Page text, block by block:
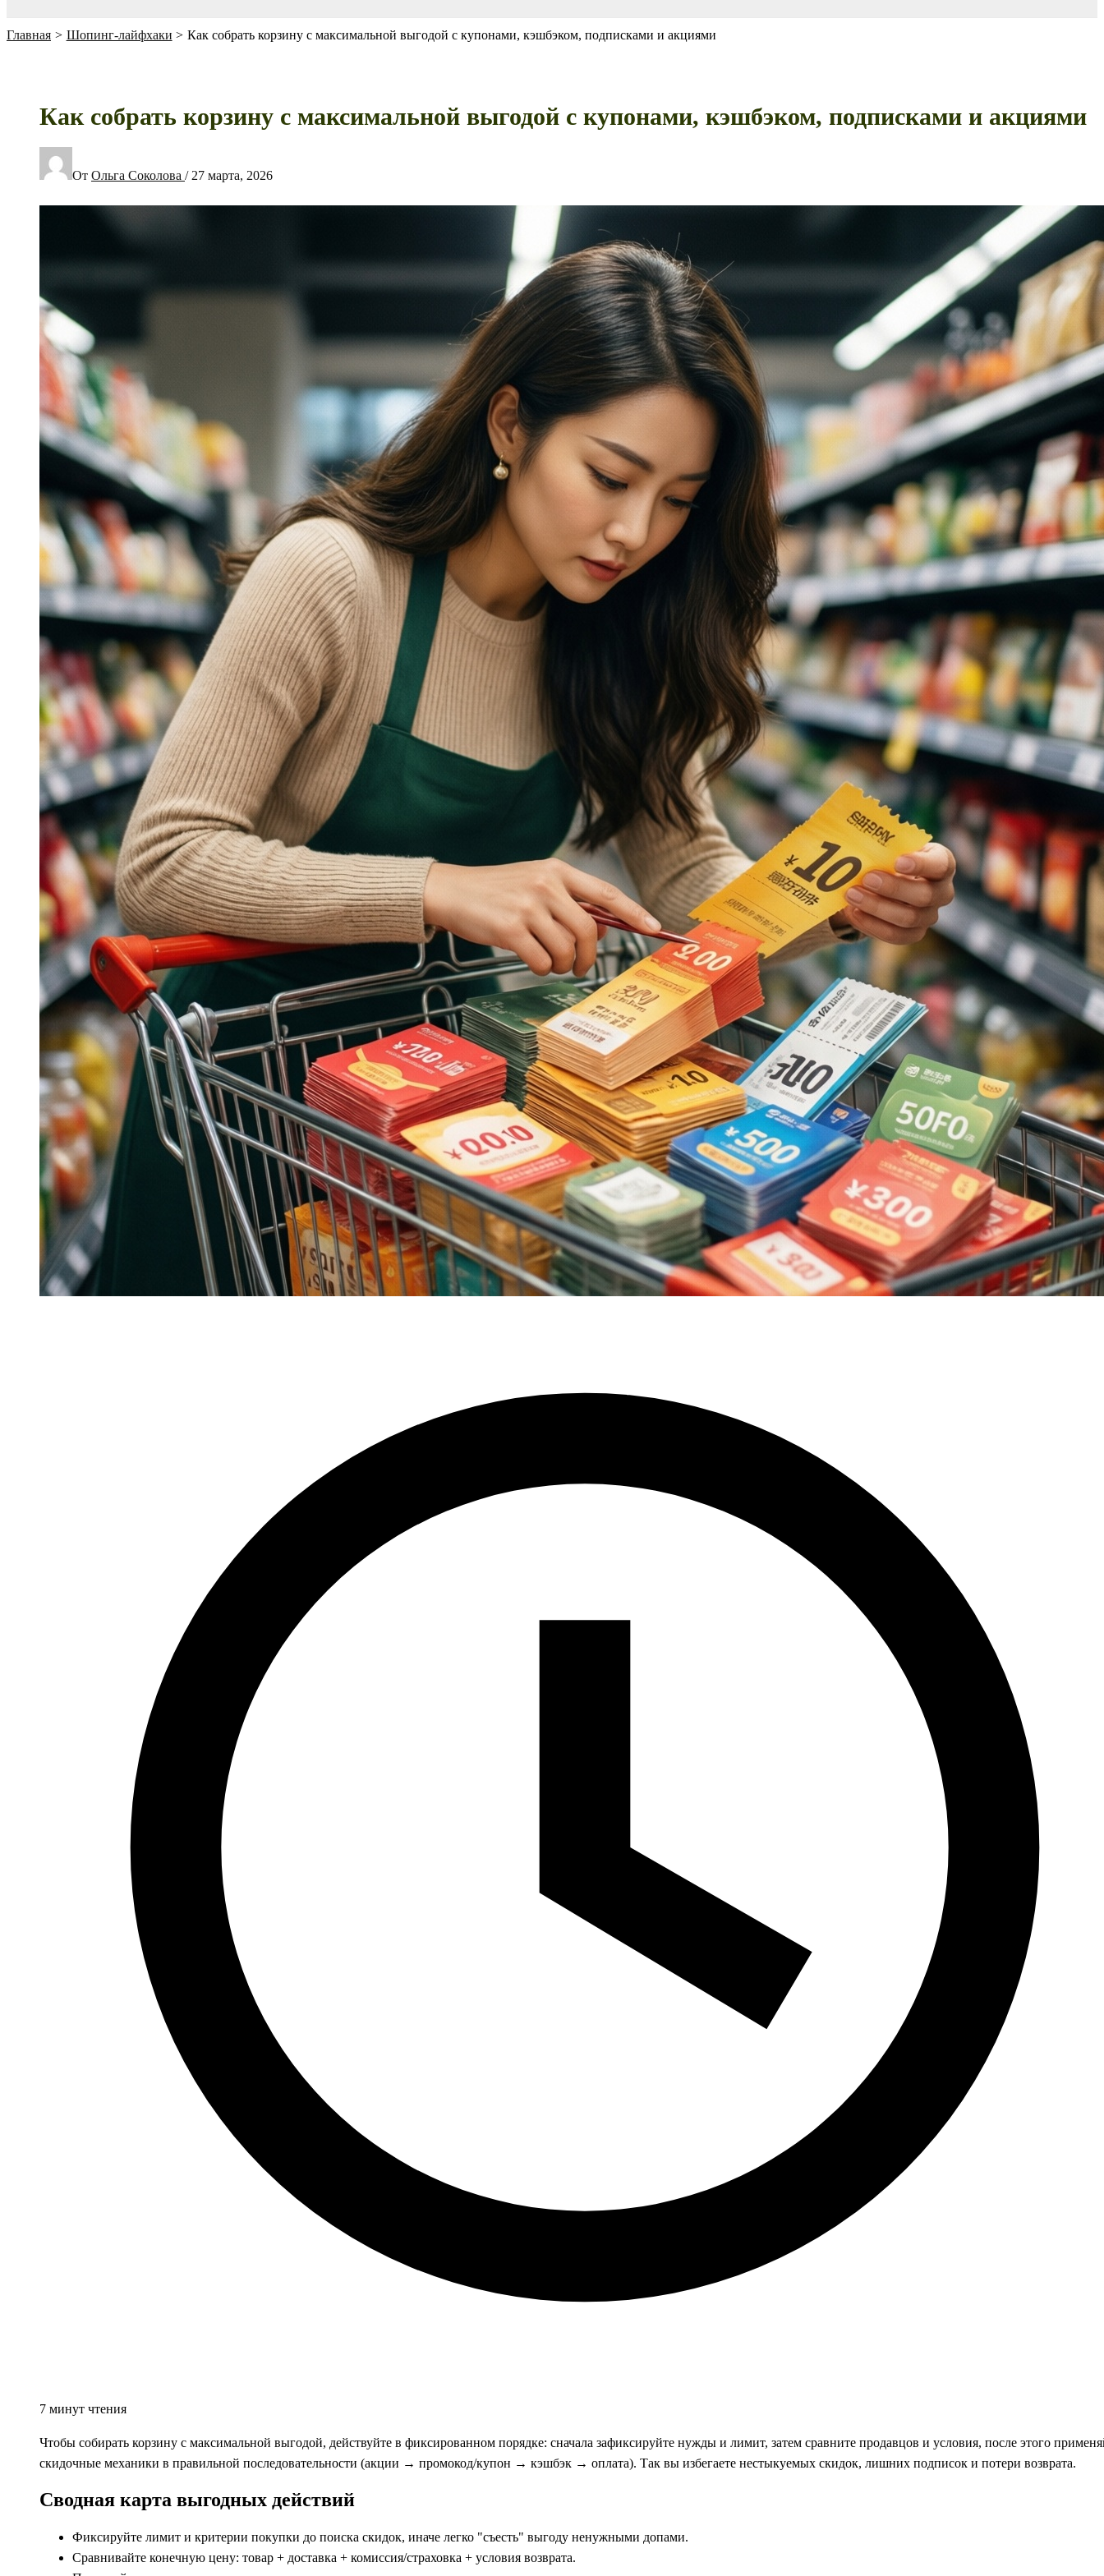
Главная Шопинг-лайфхаки Как собрать корзину с максимальной выгодой с купонами, кэшбэком, подписками и акциями
Как собрать корзину с максимальной выгодой с купонами, кэшбэком, подписками и акциями
От Ольга Соколова / 27 марта, 2026
7 минут чтения
Чтобы собирать корзину с максимальной выгодой, действуйте в фиксированном порядке: сначала зафиксируйте нужды и лимит, затем сравните продавцов и условия, после этого
скидочные механики в правильной последовательности (акции → промокод/купон → кэшбэк → оплата). Так вы избегаете нестыкуемых скидок, лишних подписок и потери возврата.
Сводная карта выгодных действий
Фиксируйте лимит и критерии покупки до поиска скидок, иначе легко "съесть" выгоду ненужными допами.
Сравнивайте конечную цену: товар + доставка + комиссия/страховка + условия возврата.